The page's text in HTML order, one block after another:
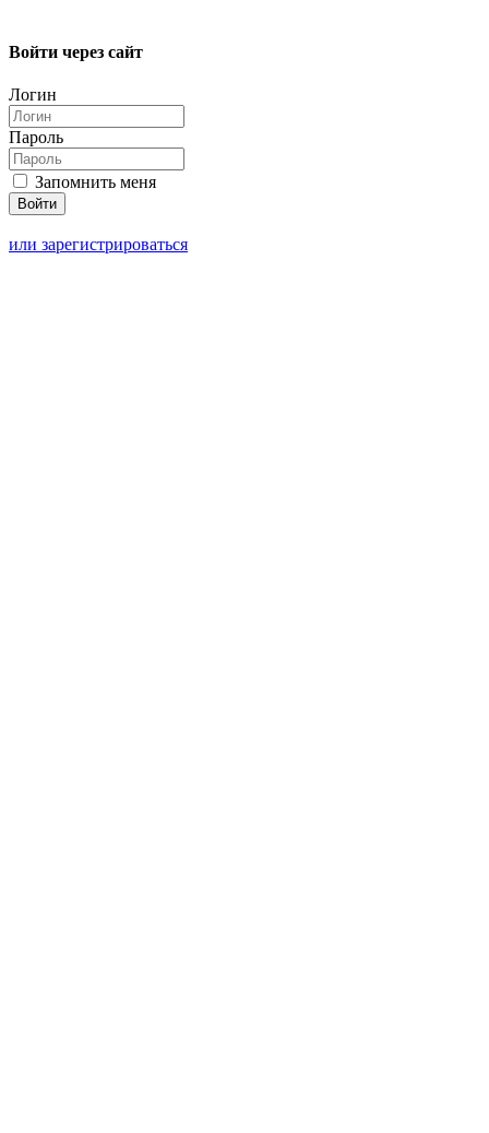
Войти через сайт
Логин
Пароль
Запомнить меня
или зарегистрироваться